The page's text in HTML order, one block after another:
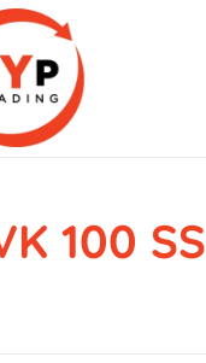
100 SS